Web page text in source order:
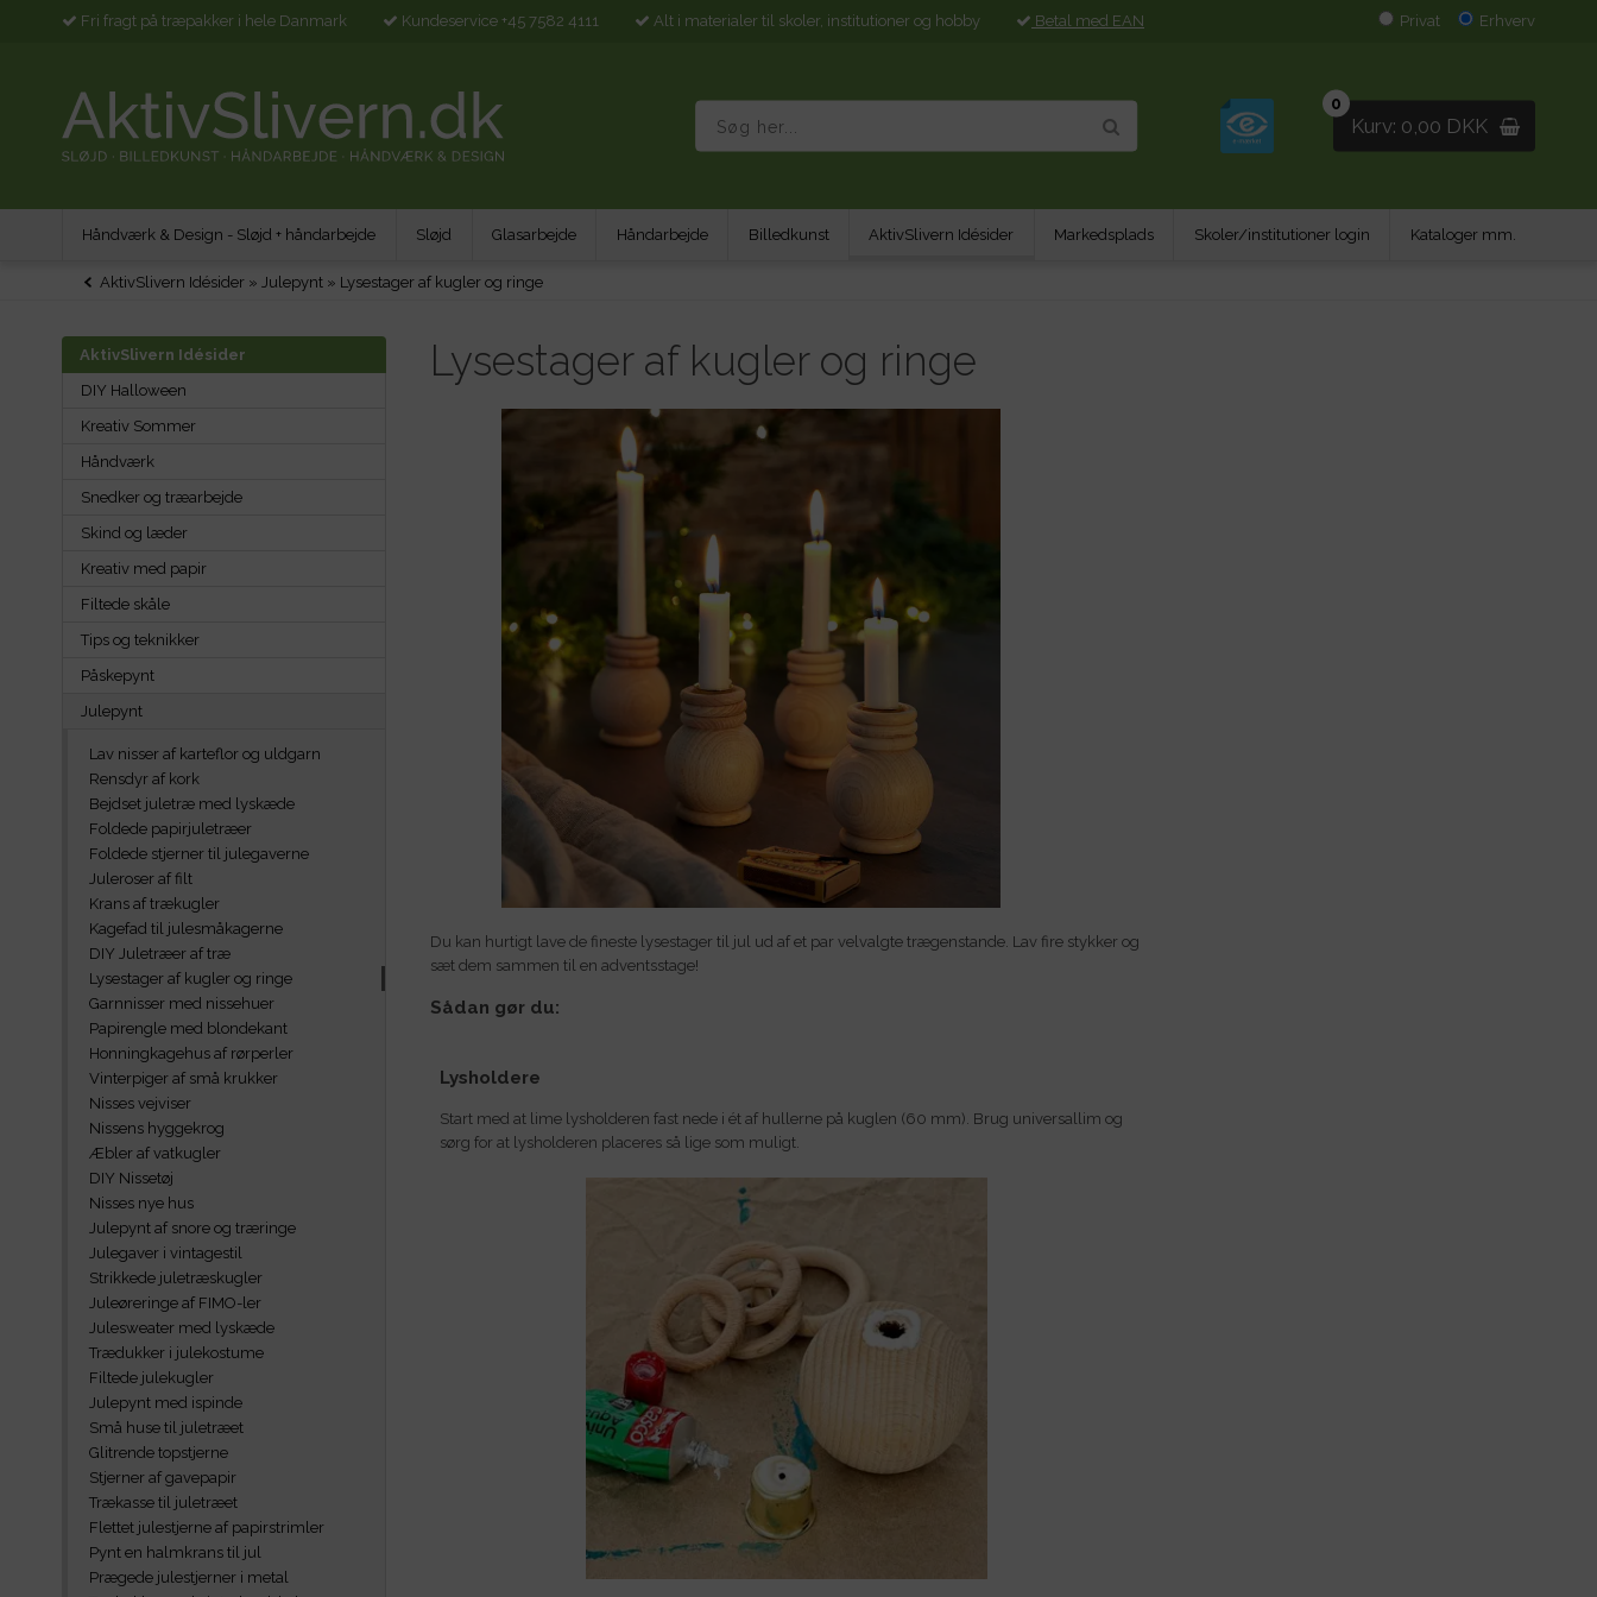
Fri fragt på træpakker i hele Danmark Kundeservice +45 7582 4111 Alt i materialer til skoler, institutioner og hobby Betal med EAN
0
Kurv: 0,00 DKK
Privat Erhverv
Håndværk & Design - Sløjd + håndarbejde Sløjd Glasarbejde Håndarbejde Billedkunst AktivSlivern Idésider Markedsplads Skoler/institutioner login Kataloger mm.
AktivSlivern Idésider » Julepynt » Lysestager af kugler og ringe
AktivSlivern Idésider
DIY Halloween
Kreativ Sommer
Håndværk
Snedker og træarbejde
Skind og læder
Kreativ med papir
Filtede skåle
Tips og teknikker
Påskepynt
Julepynt
Lav nisser af karteflor og uldgarn
Rensdyr af kork
Bejdset juletræ med lyskæde
Foldede papirjuletræer
Foldede stjerner til julegaverne
Juleroser af filt
Krans af trækugler
Kagefad til julesmåkagerne
DIY Juletræer af træ
Lysestager af kugler og ringe
Garnnisser med nissehuer
Papirengle med blondekant
Honningkagehus af rørperler
Vinterpiger af små krukker
Nisses vejviser
Nissens hyggekrog
Æbler af vatkugler
DIY Nissetøj
Nisses nye hus
Julepynt af snore og træringe
Julegaver i vintagestil
Strikkede juletræskugler
Juleøreringe af FIMO-ler
Julesweater med lyskæde
Trædukker i julekostume
Filtede julekugler
Julepynt med ispinde
Små huse til juletræet
Glitrende topstjerne
Stjerner af gavepapir
Trækasse til juletræet
Flettet julestjerne af papirstrimler
Pynt en halmkrans til jul
Prægede julestjerner i metal
Lysestager af kugler og ringe
Du kan hurtigt lave de fineste lysestager til jul ud af et par velvalgte trægenstande. Lav fire stykker og
sæt dem sammen til en adventsstage!
Sådan gør du:
Lysholdere
Start med at lime lysholderen fast nede i ét af hullerne på kuglen (60 mm). Brug universallim og
sørg for at lysholderen placeres så lige som muligt.